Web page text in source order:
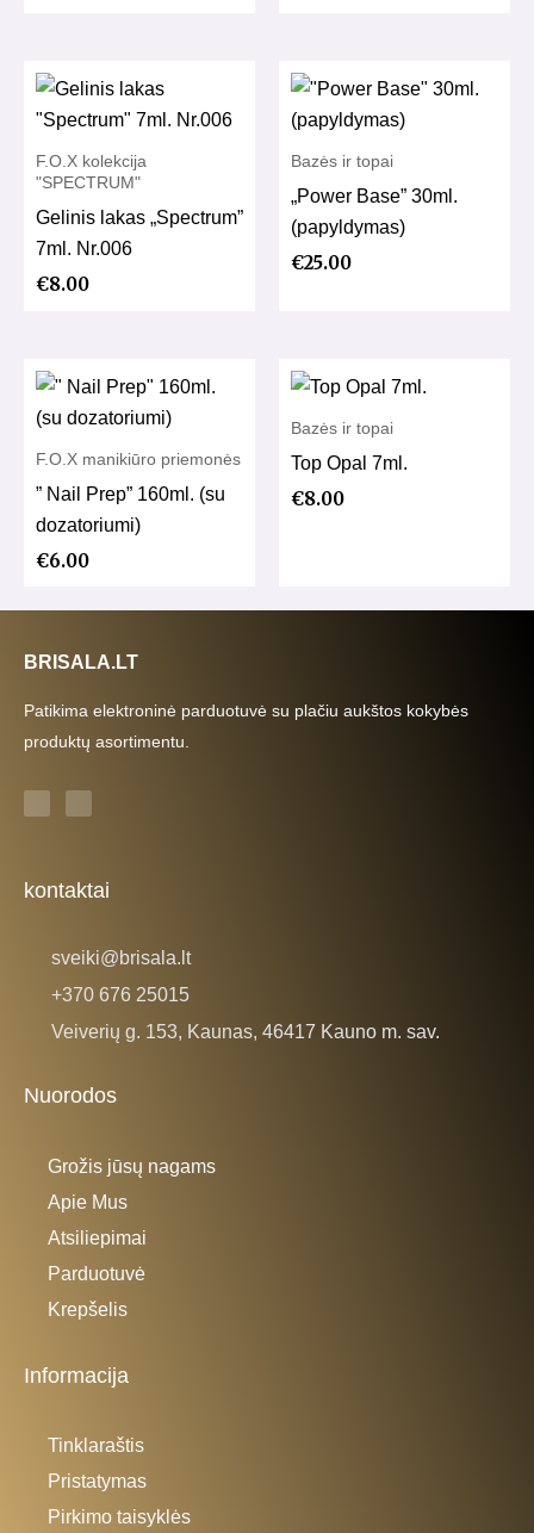
F.O.X kolekcija
"SPECTRUM"
Gelinis lakas „Spectrum”
7ml. Nr.006
€8.00
Bazės ir topai
„Power Base” 30ml.
(papyldymas)
€25.00
F.O.X manikiūro priemonės
” Nail Prep” 160ml. (su
dozatoriumi)
€6.00
Bazės ir topai
Top Opal 7ml.
€8.00
BRISALA.LT
Patikima elektroninė parduotuvė su plačiu aukštos kokybės
produktų asortimentu.
F
c
-
f
I
s
m
kontaktai
sveiki@brisala.lt
+370 676 25015
Veiverių g. 153, Kaunas, 46417 Kauno m. sav.
Nuorodos
Grožis jūsų nagams
Apie Mus
Atsiliepimai
Parduotuvė
Krepšelis
Informacija
Tinklaraštis
Pristatymas
Pirkimo taisyklės